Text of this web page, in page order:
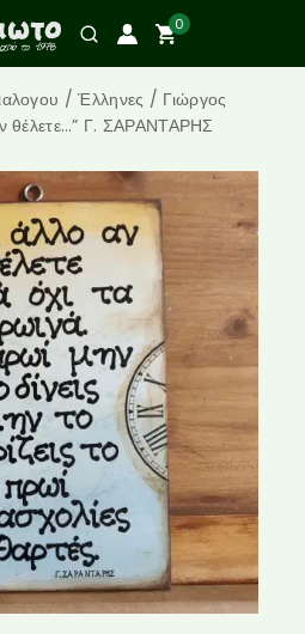
0
/ Έλληνες / Γιώργος
θέλετε…” Γ. ΣΑΡΑΝΤΑΡΗΣ